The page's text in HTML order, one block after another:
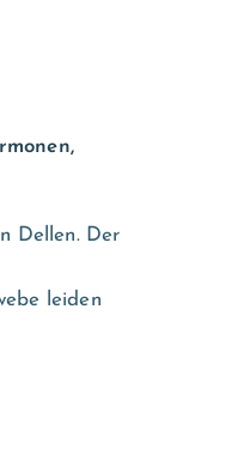
Dellen. Der
leiden